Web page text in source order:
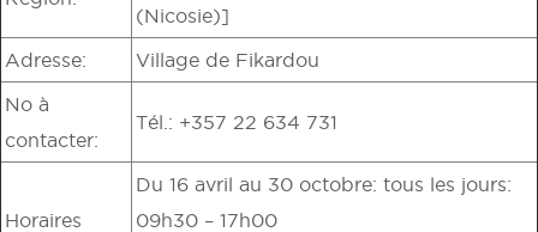
(Nicosie)]
Adresse: Village de Fikardou
No à
contacter:
Tél.: +357 22 634 731
Horaires
Du 16 avril au 30 octobre: tous les jours:
09h30 – 17h00